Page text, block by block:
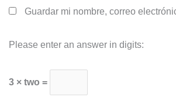
Guardar mi nombre, correo
Please enter an answer in digits:
3 × two =